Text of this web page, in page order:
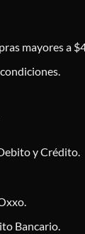
mayores a
y Crédito.
Bancario.